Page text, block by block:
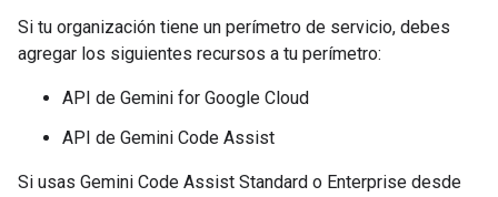
Si tu organización tiene un perímetro de servicio, debes
agregar los siguientes recursos a tu perímetro:
API de Gemini for Google Cloud
API de Gemini Code Assist
Si usas Gemini Code Assist Standard o Enterprise desde